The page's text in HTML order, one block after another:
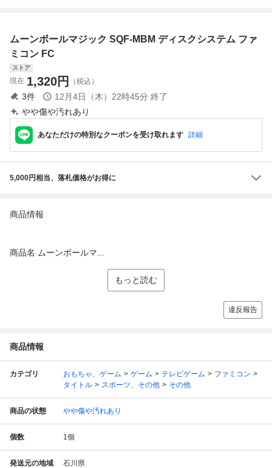
ムーンボールマジック SQF-MBM ディスクシステム ファ
ミコン FC
ストア
現在 1,320円 （税込）
3件 12月4日（木）22時45分 終了
やや傷や汚れあり
あなただけの特別なクーポンを受け取れます 詳細
5,000円相当、落札価格がお得に
商品情報
商品名 ムーンボールマ...
もっと読む
違反報告
商品情報
カテゴリ おもちゃ、ゲーム ゲーム テレビゲーム
ファミコン
タイトル
スポーツ、その他 その他
商品の状態 やや傷や汚れあり
個数 1個
発送元の地域 石川県